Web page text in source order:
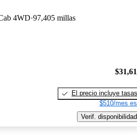
4WD 97,405 millas
El precio incluye tasas
$510/mes
Verif. disponibilidad